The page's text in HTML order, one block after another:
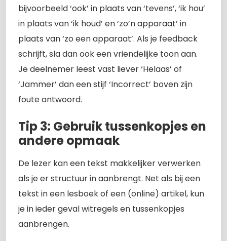
bijvoorbeeld ‘ook’ in plaats van ‘tevens’, ‘ik hou’
in plaats van ‘ik houd’ en ‘zo’n apparaat’ in
plaats van ‘zo een apparaat’. Als je feedback
schrijft, sla dan ook een vriendelijke toon aan.
Je deelnemer leest vast liever ‘Helaas’ of
‘Jammer’ dan een stijf ‘Incorrect’ boven zijn
foute antwoord.
Tip 3: Gebruik tussenkopjes en
andere opmaak
De lezer kan een tekst makkelijker verwerken
als je er structuur in aanbrengt. Net als bij een
tekst in een lesboek of een (online) artikel, kun
je in ieder geval witregels en tussenkopjes
aanbrengen.